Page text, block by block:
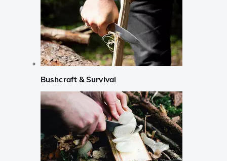
Bushcraft & Survival